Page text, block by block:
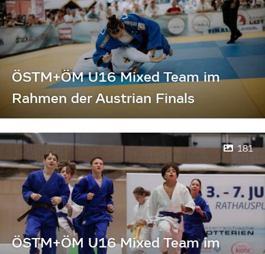
ÖSTM+ÖM U16 Mixed Team im
Rahmen der Austrian Finals
181
ÖSTM+ÖM U16 Mixed Team im